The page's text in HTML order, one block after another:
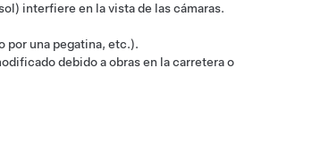
interfiere en la vista de las cámaras.
por una pegatina, etc.).
debido a obras en la carretera o